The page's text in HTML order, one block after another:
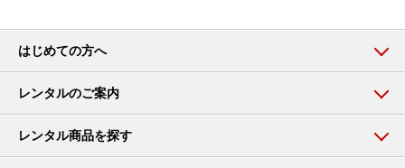
はじめての方へ
レンタルのご案内
レンタル商品を探す